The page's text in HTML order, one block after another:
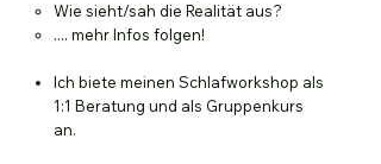
Wie sieht/sah die Realität aus?
.... mehr Infos folgen!
Ich biete meinen Schlafworkshop als
1:1 Beratung und als Gruppenkurs
an.